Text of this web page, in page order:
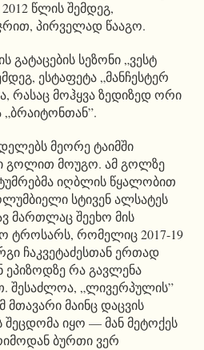
წლის შემდეგ,
პირველად წააგო.
სეზონი „ვესტ
ესტაფეტა „მანჩესტერ
რასაც მოჰყვა ზედიზედ ორი
მეორე ტაიმში
გოლით მოუგო. ამ გოლზე
იღბლის წყალობით
სტივენ ალსატეს
მართლაც შეეხო მის
რომელიც 2017-19
ჩაკვეტაძესთან ერთად
ეპიზოდზე რა გავლენა
შესაძლოა, „ლივერპულის”
მთავარი მაინც დაცვის
შეცდომა იყო — მან მეტოქეს
ბურთი ვერ